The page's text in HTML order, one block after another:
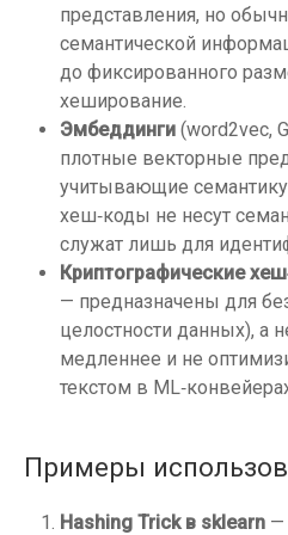
представления, но
семантической
до фиксированного
хеширование.
Эмбеддинги (word2vec,
плотные векторные
учитывающие семантику
хеш‑коды не несут
служат лишь для
Криптографические
— предназначены для
целостности данных), а
медленнее и не
текстом в
Примеры
Hashing Trick в sklearn —